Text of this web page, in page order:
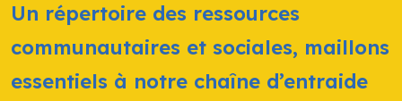
Un répertoire des ressources
communautaires et sociales, maillons
essentiels à notre chaîne d’entraide